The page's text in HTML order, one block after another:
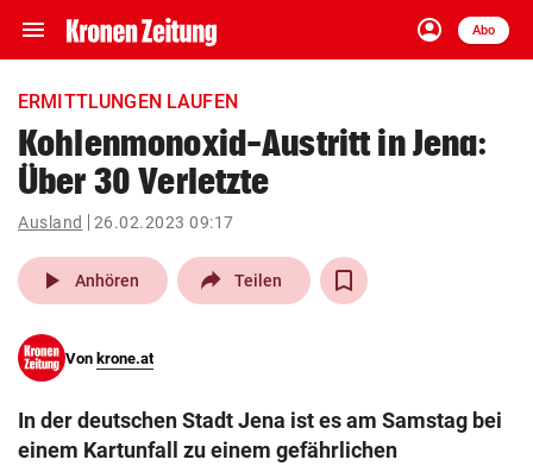
menu Navigation
ein-/ausklappen
account_circle
Anmelden
Abo
close Schließen
account_circle Anmelden
pin_drop
Wien arrow_right
search
eingeben
ERMITTLUNGEN LAUFEN
Kohlenmonoxid-Austritt in Jena:
Über 30 Verletzte
Ausland 26.02.2023 09:17
play_arrow Anhören Teilen
Von krone.at
In der deutschen Stadt Jena ist es am Samstag bei
einem Kartunfall zu einem gefährlichen